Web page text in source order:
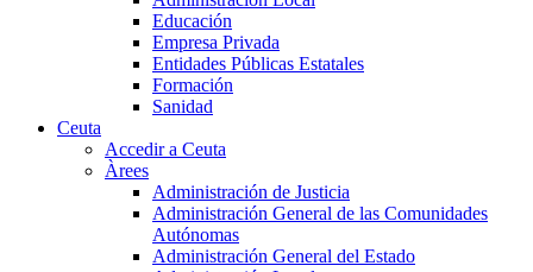
Educación
Empresa Privada
Entidades Públicas Estatales
Formación
Sanidad
Ceuta
Accedir a Ceuta
Àrees
Administración de Justicia
Administración General de las Comunidades
Autónomas
Administración General del Estado